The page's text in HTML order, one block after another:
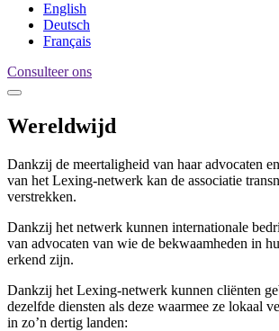
English
Deutsch
Français
Consulteer ons
Wereldwijd
Dankzij de meertaligheid van haar advocaten
van het Lexing-netwerk kan de associatie
verstrekken.
Dankzij het netwerk kunnen internationale
van advocaten van wie de bekwaamheden in
erkend zijn.
Dankzij het Lexing-netwerk kunnen cliënten
dezelfde diensten als deze waarmee ze lokaal
in zo’n dertig landen: